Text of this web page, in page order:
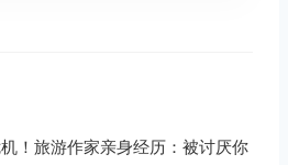
！旅游作家亲身经历：被讨厌你